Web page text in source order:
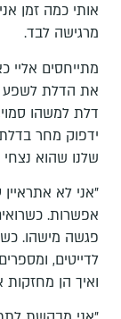
אותי כמה זמן
מרגישה לבד.
מתייחסים אליי
את הדלת לשפע
דלת למשהו
ידפוק מחר
שלנו שהוא נצחי
"אני לא
אפשרות.
פגשה מישהו.
לדייטים,
ואיך הן